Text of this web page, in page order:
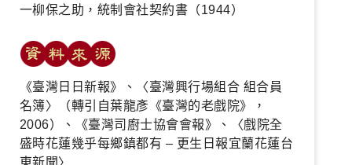
一柳保之助，統制會社契約書（1944）
《臺灣日日新報》、〈臺灣興行場組合 組合員
名簿〉（轉引自葉龍彥《臺灣的老戲院》，
2006）、《臺灣司廚士協會會報》、〈戲院全
盛時花蓮幾乎每鄉鎮都有 – 更生日報宜蘭花蓮台
東新聞〉